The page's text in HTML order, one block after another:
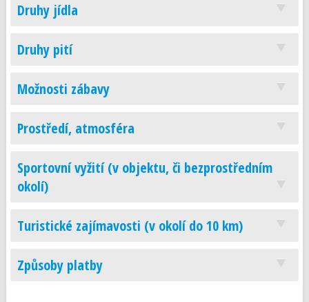
Druhy jídla
Druhy pití
Možnosti zábavy
Prostředí, atmosféra
Sportovní vyžití (v objektu, či bezprostředním
okolí)
Turistické zajímavosti (v okolí do 10 km)
Způsoby platby